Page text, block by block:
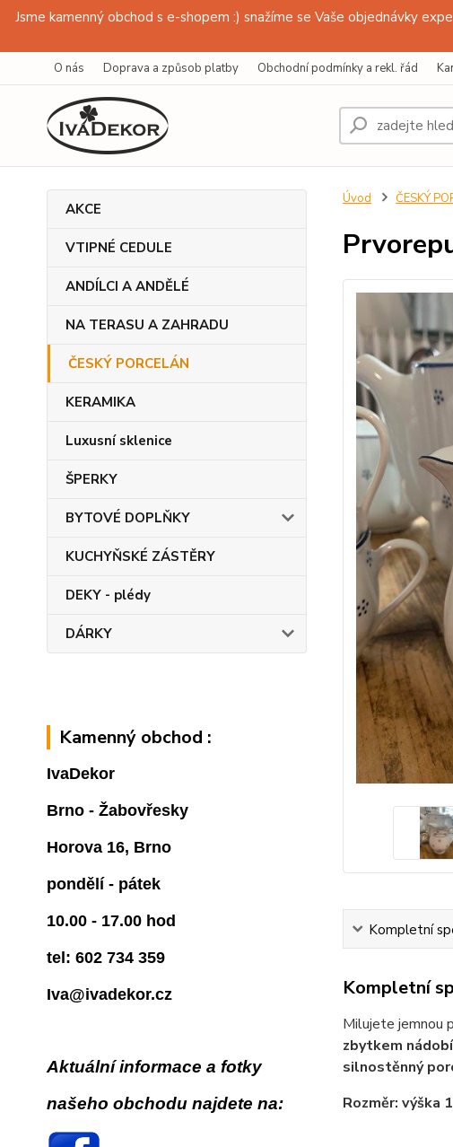
Jsme kamenný obchod s e-shopem :) snažíme se Vaše objednávky
O nás Doprava a způsob platby Obchodní podmínky a rekl. řád
AKCE
VTIPNÉ CEDULE
ANDÍLCI A ANDĚLÉ
NA TERASU A ZAHRADU
ČESKÝ PORCELÁN
KERAMIKA
Luxusní sklenice
ŠPERKY
BYTOVÉ DOPLŇKY
KUCHYŇSKÉ ZÁSTĚRY
DEKY - plédy
DÁRKY
Kamenný obchod :
IvaDekor
Brno - Žabovřesky
Horova 16, Brno
pondělí - pátek
10.00 - 17.00 hod
tel: 602 734 359
Iva@ivadekor.cz
Aktuální informace a fotky
našeho obchodu najdete na:
Úvod ČESKÝ
Kompletní
Kompletní
Milujete jemnou
zbytkem nádobí
silnostěnný
Rozměr: výška